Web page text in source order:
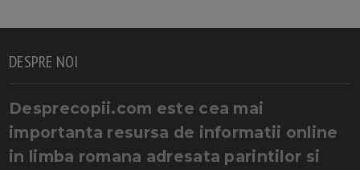
DESPRE NOI
Desprecopii.com este cea mai
importanta resursa de informatii online
in limba romana adresata parintilor si